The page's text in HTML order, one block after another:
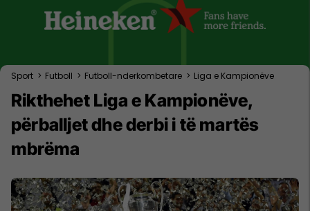
Sport > Futboll > Futboll-nderkombetare > Liga e Kampionëve
Rikthehet Liga e Kampionëve,
përballjet dhe derbi i të martës
mbrëma